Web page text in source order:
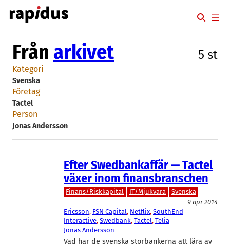
Hoppa
till
Från arkivet 5 st
Kategori
Svenska
Företag
Tactel
Person
Jonas Andersson
Efter Swedbankaffär — Tactel
växer inom finansbranschen
Finans/Riskkapital IT/Mjukvara
Svenska
9 apr 2014
Ericsson, FSN Capital, Netflix, SouthEnd
Interactive, Swedbank, Tactel, Telia
Jonas Andersson
Vad har de svenska storbankerna att lära av